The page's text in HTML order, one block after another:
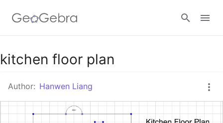
Google Classroom
GeoGebra Classroom
kitchen floor plan
Author: Hanwen Liang